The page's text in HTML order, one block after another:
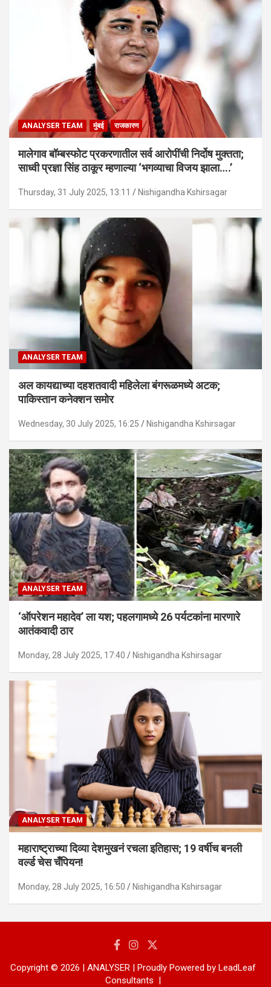
ANALYSER TEAM मुंबई राजकारण
मालेगाव बॉम्बस्फोट प्रकरणातील सर्व आरोपींची निर्दोष मुक्तता;
साध्वी प्रज्ञा सिंह ठाकूर म्हणाल्या ‘भगव्याचा विजय झाला….’
Thursday, 31 July 2025, 13:11 Nishigandha Kshirsagar
ANALYSER TEAM
अल कायद्याच्या दहशतवादी महिलेला बंगरूळमध्ये अटक;
पाकिस्तान कनेक्शन समोर
Wednesday, 30 July 2025, 16:25 Nishigandha Kshirsagar
ANALYSER TEAM
‘ऑपरेशन महादेव’ ला यश; पहलगामध्ये 26 पर्यटकांना मारणारे
आतंकवादी ठार
Monday, 28 July 2025, 17:40 Nishigandha Kshirsagar
ANALYSER TEAM
महाराष्ट्राच्या दिव्या देशमुखनं रचला इतिहास; 19 वर्षीच बनली
वर्ल्ड चेस चँपियन!
Monday, 28 July 2025, 16:50 Nishigandha Kshirsagar
Copyright © 2026 | ANALYSER | Proudly Powered by LeadLeaf
Consultants